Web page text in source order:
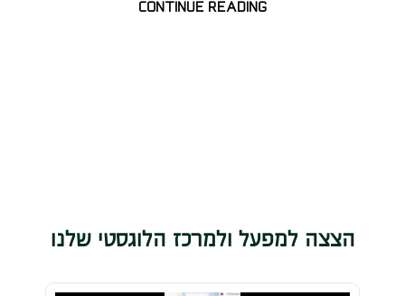
CONTINUE READING
הצצה למפעל ולמרכז הלוגסטי שלנו